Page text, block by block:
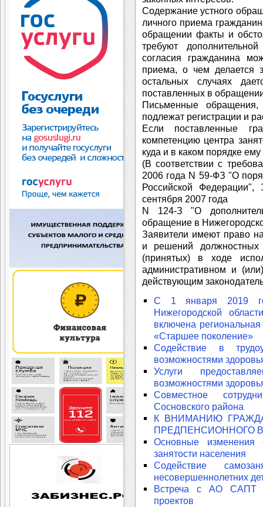
Содержание устного
личного приема
обращении факты и
требуют
согласия гражданина
приема, о чем делается
остальных случаях
поставленных в
Письменные
подлежат регистрации и
Если поставленные
компетенцию центра
куда и в каком порядке ему
(В соответствии с
2006 года N 59-ФЗ "О
Российской
сентября 2007 года
N 124-З "О
обращение в
Заявители имеют право
и решений должностных
(принятых) в ходе
административном и
действующим
С 1 января 2019
Нижегородской
включена
«Старшее поколение»
Содействие в
возможностями
Услуги
возможностями
Совместное
Сосновского района
К ВНИМАНИЮ
ПРЕДПЕНСИОННОГО
Основные изменения
занятости населения
Содействие
несовершеннолетних
Встреча с АО САПТ
проектов